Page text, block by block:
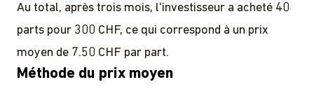
Au total, après trois mois, l'investisseur a acheté 40
parts pour 300 CHF, ce qui correspond à un prix
moyen de 7.50 CHF par part.